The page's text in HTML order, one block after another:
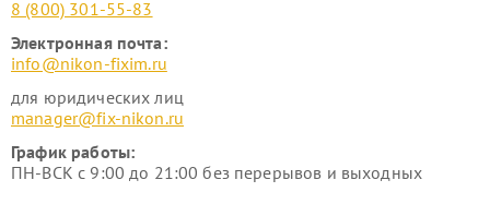
8 (800) 301-55-83
Электронная почта:
info@nikon-fixim.ru
для юридических лиц
manager@fix-nikon.ru
График работы:
ПН-ВСК с 9:00 до 21:00 без перерывов и выходных